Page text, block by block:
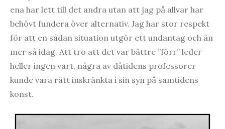
ena har lett till det andra utan att jag på allvar har
behövt fundera över alternativ. Jag har stor respekt
för att en sådan situation utgör ett undantag och än
mer så idag. Att tro att det var bättre ”förr” leder
heller ingen vart, några av dåtidens professorer
kunde vara rätt inskränkta i sin syn på samtidens
konst.